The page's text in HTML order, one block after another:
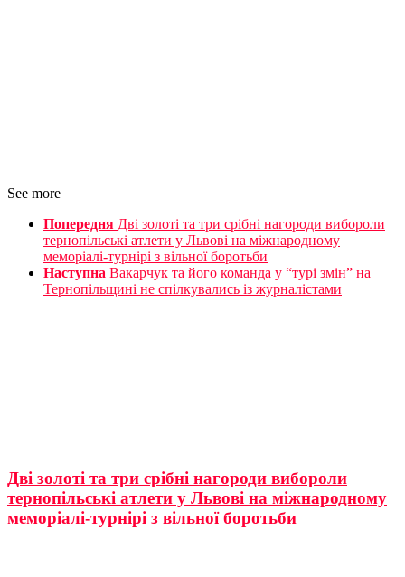
See more
Попередня Дві золоті та три срібні нагороди вибороли
тернопільські атлети у Львові на міжнародному
меморіалі-турнірі з вільної боротьби
Наступна Вакарчук та його команда у “турі змін” на
Тернопільщині не спілкувались із журналістами
Дві золоті та три срібні нагороди вибороли
тернопільські атлети у Львові на міжнародному
меморіалі-турнірі з вільної боротьби